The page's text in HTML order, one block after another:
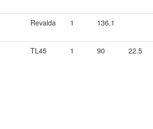
Revalda 1 136.1
TL45 1 90 22.5